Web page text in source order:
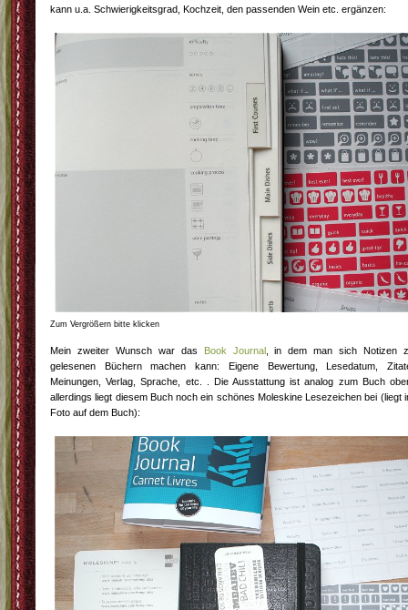
kann u.a. Schwierigkeitsgrad, Kochzeit, den passenden Wein etc. ergänzen:
Zum Vergrößern bitte klicken
Mein zweiter Wunsch war das Book Journal, in dem man sich Notizen
gelesenen Büchern machen kann: Eigene Bewertung, Lesedatum,
Meinungen, Verlag, Sprache, etc. . Die Ausstattung ist analog zum Buch
allerdings liegt diesem Buch noch ein schönes Moleskine Lesezeichen bei (liegt
Foto auf dem Buch):